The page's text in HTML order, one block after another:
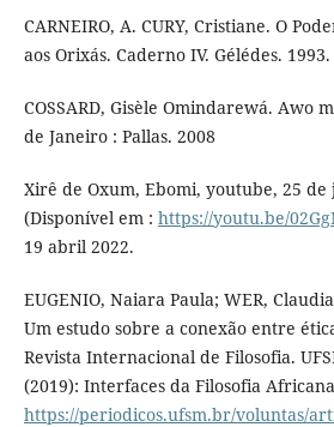
CARNEIRO, A. CURY, Cristiane. O
aos Orixás. Caderno IV. Gélédes. 1993.
COSSARD, Gisèle Omindarewá. Awo
de Janeiro : Pallas. 2008
Xirê de Oxum, Ebomi, youtube, 25 de
(Disponível em : https://youtu.be/
19 abril 2022.
EUGENIO, Naiara Paula; WER,
Um estudo sobre a conexão entre
Revista Internacional de Filosofia.
(2019): Interfaces da Filosofia
https://periodicos.ufsm.br/voluntas/